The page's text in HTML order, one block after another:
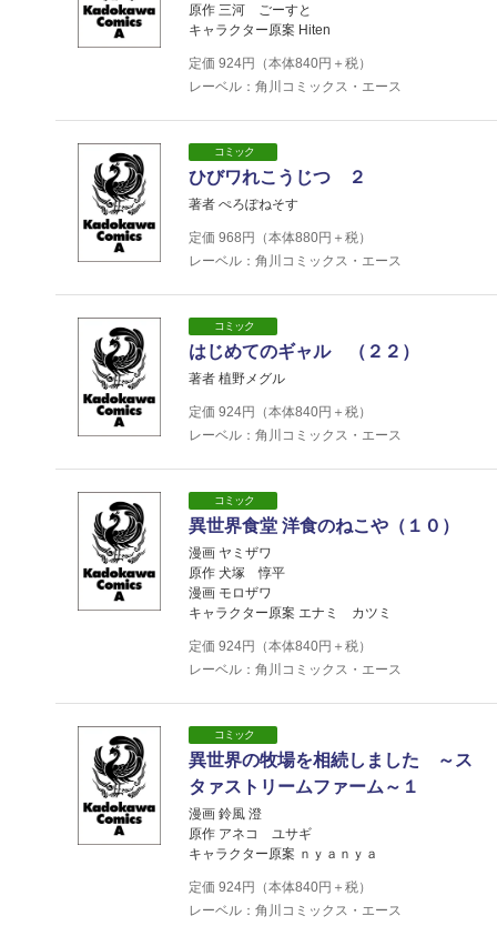
原作 三河 ごーすと
キャラクター原案 Hiten
定価 924円（本体840円＋税）
レーベル：角川コミックス・エース
コミック
ひびワれこうじつ ２
著者 ぺろぽねそす
定価 968 円（本体880円＋税）
レーベル：角川コミックス・エース
コミック
はじめてのギャル （２２）
著者 植野メグル
定価 924円（本体840円＋税）
レーベル：角川コミックス・エース
コミック
異世界食堂 洋食のねこや（１０）
漫画 ヤミザワ
原作 犬塚 惇平
漫画 モロザワ
キャラクター原案 エナミ カツミ
定価 924円（本体840円＋税）
レーベル：角川コミックス・エース
コミック
異世界の牧場を相続しました ～ス
タァストリームファーム～１
漫画 鈴風 澄
原作 アネコ ユサギ
キャラクター原案 ｎｙａｎｙａ
定価 924円（本体840円＋税）
レーベル：角川コミックス・エース